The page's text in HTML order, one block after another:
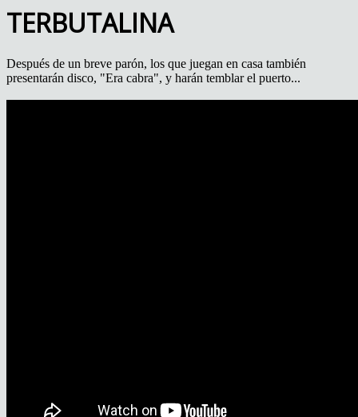
TERBUTALINA
Después de un breve parón, los que juegan en casa también
presentarán disco, "Era cabra", y harán temblar el puerto...